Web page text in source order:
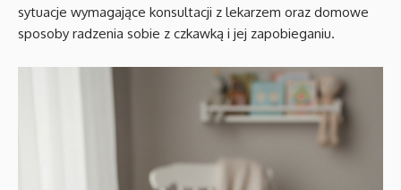
sytuacje wymagające konsultacji z lekarzem oraz domowe
sposoby radzenia sobie z czkawką i jej zapobieganiu.